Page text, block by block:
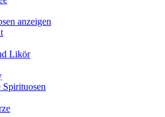
anzeigen
Likör
Spirituosen